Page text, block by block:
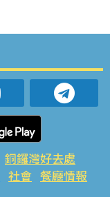
銅鑼灣好去處
社會 餐廳情報